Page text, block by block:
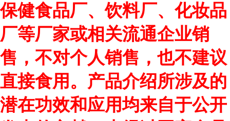
保健食品厂、饮料厂、化妆品
厂等厂家或相关流通企业销
售，不对个人销售，也不建议
直接食用。产品介绍所涉及的
潜在功效和应用均来自于公开